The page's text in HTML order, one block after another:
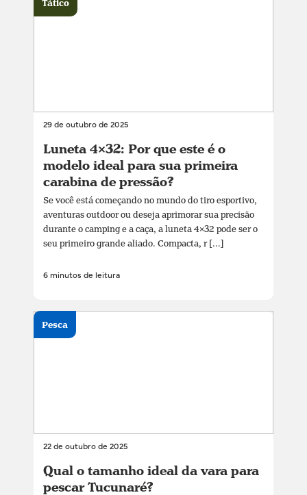
29 de outubro de 2025
Luneta 4×32: Por que este é o
modelo ideal para sua primeira
carabina de pressão?
Se você está começando no mundo do tiro esportivo,
aventuras outdoor ou deseja aprimorar sua precisão
durante o camping e a caça, a luneta 4×32 pode ser o
seu primeiro grande aliado. Compacta, r [...]
6 minutos de leitura
Tático
22 de outubro de 2025
Qual o tamanho ideal da vara para
pescar Tucunaré?
Pesca